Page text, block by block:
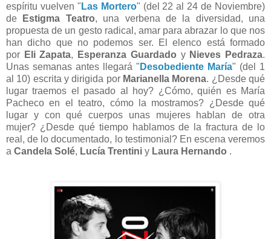
espíritu vuelven " Las Mortero" (del 22 al 24 de Noviembre)
de
Estigma Teatro, una verbena de la diversidad, una
propuesta de un gesto radical, amar para abrazar lo que nos
han dicho que no podemos ser. El elenco está formado
por Eli Zapata, Esperanza Guardado y Nieves Pedraza.
Unas semanas antes llegará " Desobediente María" (del 1
al 10) escrita y dirigida por Marianella Morena. ¿Desde qué
lugar traemos el pasado al hoy? ¿Cómo, quién es María
Pacheco en el teatro, cómo la mostramos? ¿Desde qué
lugar y con qué cuerpos unas mujeres hablan de otra
mujer? ¿Desde qué tiempo hablamos de la fractura de lo
real, de lo documentado, lo testimonial? En escena veremos
a Candela Solé, Lucía Trentini y Laura Hernando .